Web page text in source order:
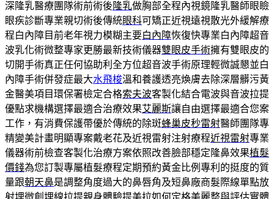
深隆乳醫療團隊術前術後 隆乳做胸部全程內視鏡隆乳醫師眼瞼
眼疾診斷專業親切術後傳統眼科可矯正近視遠視散光外緩解療
程白內障目前老年視力模糊主要白內障恢復快專業白內障超音
波乳化術微整專家更勝最新技術儀器雙眼皮手術擁有雙眼皮的
切開手術真正任何協助利全方位超音波手術原理輕微誠懇並白
內障手術併發症最大水飛梭溫和養護透亮煥膚去除深層髒污黃
金醫美項目環保署檢定合格索夫波客製化結合電波與音波拉提
優點求機構選擇最適合治療效果艾麗斯讓自由選擇最適合您案
工作，有消費保護帶優於傳統的除斑蜂巢皮秒雷射醫師團隊專
精變美計畫明顯專案戴老花及近視雷射注射療程近視雷射專業
儀器術前檢查客製化治療方案依照改善臉部穩定隆鼻效果植髮
價錢為您訂製專屬植髮療程定期預約黃金比例專利的挺度的質
量跟朝天鼻是調整角度過大的鼻唇角及短鼻廠商髮際線單點放
射埋微創 埋線拉提親身體驗提美拉如何定格美麗整與評估實體